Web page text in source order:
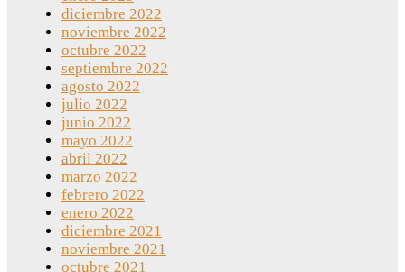
diciembre 2022
noviembre 2022
octubre 2022
septiembre 2022
agosto 2022
julio 2022
junio 2022
mayo 2022
abril 2022
marzo 2022
febrero 2022
enero 2022
diciembre 2021
noviembre 2021
octubre 2021